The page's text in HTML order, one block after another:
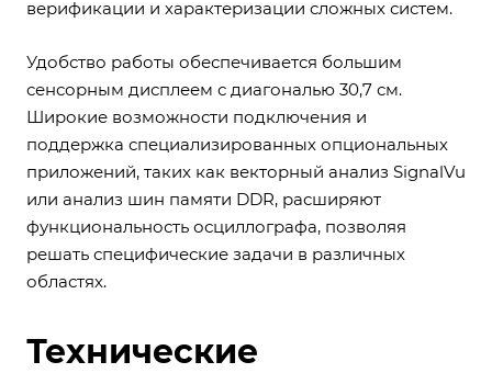
верификации и характеризации сложных систем.
Удобство работы обеспечивается большим
сенсорным дисплеем с диагональю 30,7 см.
Широкие возможности подключения и
поддержка специализированных опциональных
приложений, таких как векторный анализ SignalVu
или анализ шин памяти DDR, расширяют
функциональность осциллографа, позволяя
решать специфические задачи в различных
областях.
Технические